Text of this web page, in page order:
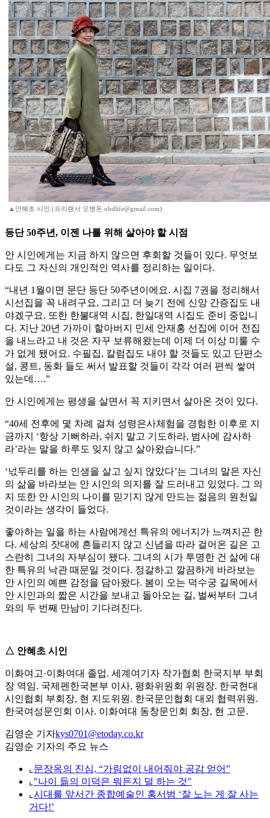
▲안혜초 시인.(프리랜서 오병돈 obdlife@gmail.com)
등단 50주년, 이젠 나를 위해 살아야 할 시점
안 시인에게는 지금 하지 않으면 후회할 것들이 있다. 무엇보
다도 그 자신의 개인적인 역사를 정리하는 일이다.
“내년 1월이면 문단 등단 50주년이에요. 시집 7권을 정리해서
시선집을 꼭 내려구요, 그리고 더 늦기 전에 신앙 간증집도 내
야겠구요. 또한 한불대역 시집, 한일대역 시집도 준비 중입니
다. 지난 20년 가까이 할아버지 민세 안재홍 선집에 이어 전집
을 내느라고 내 것은 자꾸 보류해왔는데 이제 더 이상 미룰 수
가 없게 됐어요. 수필집, 칼럼집도 내야 할 것들도 있고 단편소
설, 콩트, 동화 들도 써서 발표할 것들이 각각 여러 편씩 쌓여
있는데….”
안 시인에게는 평생을 살면서 꼭 지키면서 살아온 것이 있다.
“40세 전후에 몇 차례 걸쳐 성령은사체험을 경험한 이후로 지
금까지 ‘항상 기뻐하라, 쉬지 말고 기도하라, 범사에 감사하
라’라는 말을 하루도 잊지 않고 살아왔습니다.”
‘넋두리를 하는 인생을 살고 싶지 않았다’는 그녀의 말은 자신
의 삶을 바라보는 안 시인의 의지를 잘 드러내고 있었다. 그 의
지 또한 안 시인의 나이를 믿기지 않게 만드는 젊음의 원천일
것이라는 생각이 들었다.
좋아하는 일을 하는 사람에게선 특유의 에너지가 느껴지곤 한
다. 세상의 잣대에 흔들리지 않고 신념을 따라 걸어온 길은 고
스란히 그녀의 자부심이 됐다. 그녀의 시가 투명한 건 삶에 대
한 특유의 낙관 때문일 것이다. 정갈하고 깔끔하게 바라보는
안 시인의 예쁜 감정을 담아왔다. 봄이 오는 덕수궁 길목에서
안 시인과의 짧은 시간을 보내고 돌아오는 길, 벌써부터 그녀
와의 두 번째 만남이 기다려진다.
△ 안혜초 시인
이화여고·이화여대 졸업. 세계여기자 작가협회 한국지부 부회
장 역임. 국제펜한국본부 이사, 평화위원회 위원장. 한국현대
시인협회 부회장, 현 지도위원. 한국문인협회 대외 협력위원.
한국여성문인회 이사. 이화여대 동창문인회 회장, 현 고문.
김영순 기자kys0701@etoday.co.kr
김영순 기자의 주요 뉴스
⌞ 문장옥의 진심, “가림없이 내어줘야 공감 얻어”
⌞ "나이 듦의 미덕은 뭐든지 덜 하는 것"
⌞ 시대를 앞서간 종합예술인 홍서범 ‘잘 노는 게 잘 사는
거다!’